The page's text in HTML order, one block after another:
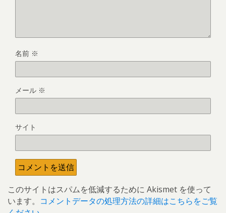
名前 ※
メール ※
サイト
このサイトはスパムを低減するために Akismet を使って
います。 コメントデータの処理方法の詳細はこちらをご覧